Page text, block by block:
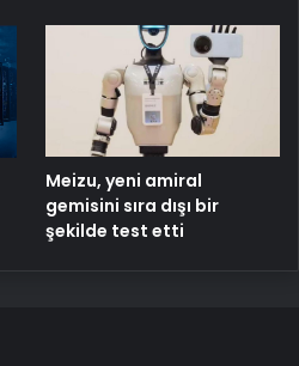
Meizu, yeni amiral
gemisini sıra dışı bir
şekilde test etti